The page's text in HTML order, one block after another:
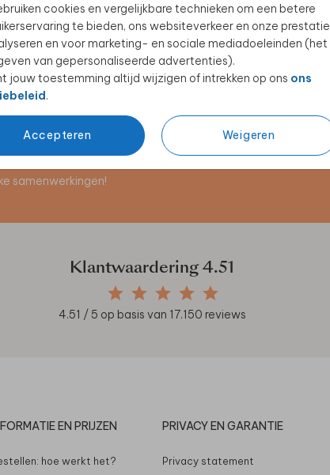
cookies en vergelijkbare technieken om een betere
te bieden, ons websiteverkeer en onze
en voor marketing- en sociale mediadoeleinden (het
van gepersonaliseerde advertenties).
jouw toestemming altijd wijzigen of intrekken op ons ons
.
Accepteren Weigeren
PLACEMAT WELKOMSTBORD
samenwerkingen!
Klantwaardering4.51
4.51 / 5 op basis van 17.150 reviews
EN PRIJZEN
hoe werkt het?
PRIVACY EN GARANTIE
Privacy statement